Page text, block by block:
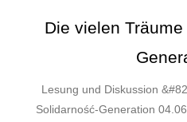
Die vielen
Lesung und Diskussion
Solidarność-Generation